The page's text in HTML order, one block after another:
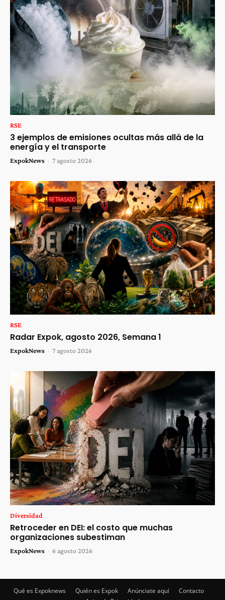
RSE
3 ejemplos de emisiones ocultas más allá de la
energía y el transporte
ExpokNews - 7 agosto 2026
RSE
Radar Expok, agosto 2026, Semana 1
ExpokNews - 7 agosto 2026
Diversidad
Retroceder en DEI: el costo que muchas
organizaciones subestiman
ExpokNews - 6 agosto 2026
Qué es Expoknews Quién es Expok Anúnciate aquí
Contacto